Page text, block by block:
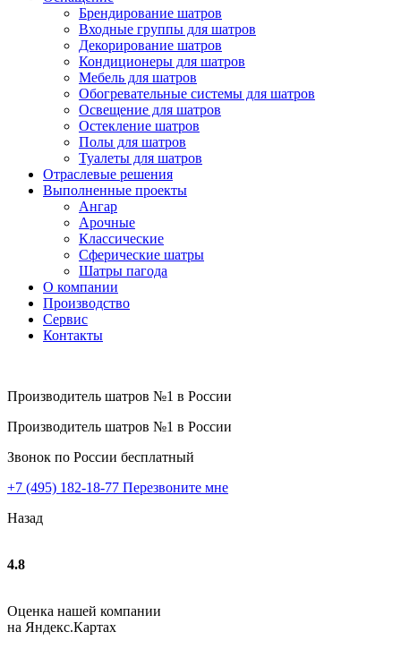
Брендирование шатров
Входные группы для шатров
Декорирование шатров
Кондиционеры для шатров
Мебель для шатров
Обогревательные системы для шатров
Освещение для шатров
Остекление шатров
Полы для шатров
Туалеты для шатров
Отраслевые решения
Выполненные проекты
Ангар
Арочные
Классические
Сферические шатры
Шатры пагода
О компании
Производство
Сервис
Контакты
Производитель шатров №1 в России
Производитель шатров №1 в России
Звонок по России бесплатный
+7 (495) 182-18-77 Перезвоните мне
Назад
4.8
Оценка нашей компании
на Яндекс.Картах